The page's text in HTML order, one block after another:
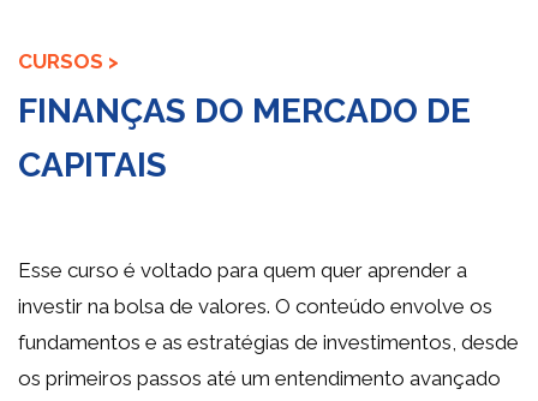
CURSOS >
FINANÇAS DO MERCADO DE
CAPITAIS
Esse curso é voltado para quem quer aprender a
investir na bolsa de valores. O conteúdo envolve os
fundamentos e as estratégias de investimentos, desde
os primeiros passos até um entendimento avançado